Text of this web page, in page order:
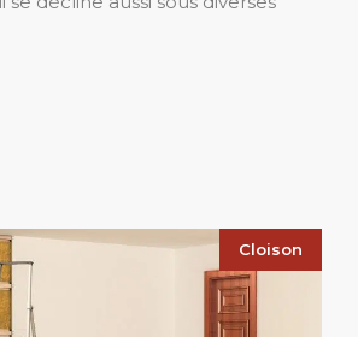
Cloison